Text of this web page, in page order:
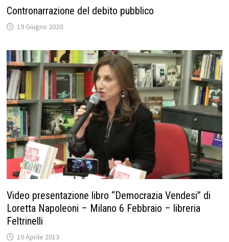
Contronarrazione del debito pubblico
19 Giugno 2020
Video presentazione libro “Democrazia Vendesi” di
Loretta Napoleoni – Milano 6 Febbraio – libreria
Feltrinelli
10 Aprile 2013